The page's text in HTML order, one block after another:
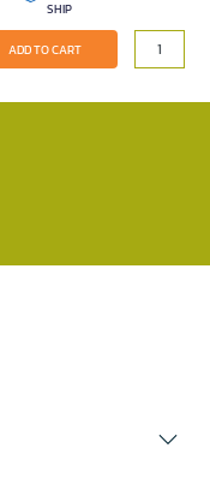
SHIP
ADD TO CART